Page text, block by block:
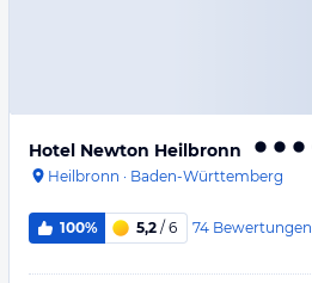
Hotel Newton Heilbronn
Heilbronn · Baden-Württemberg
100% 5,2 / 6 74 Bewertungen